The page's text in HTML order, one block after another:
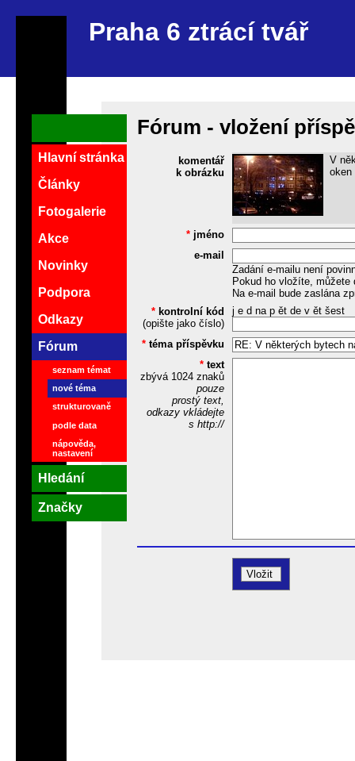
Praha 6 ztrácí tvář
Fórum - vložení
komentář
k obrázku
V
oken
* jméno
e-mail
Zadání e-mailu není
Pokud ho vložíte,
Na e-mail bude zaslána
* kontrolní kód
(opište jako číslo)
j e d na p ět de v ět šest
* téma příspěvku
* text
zbývá 1024znaků
pouze
prostý text,
odkazy vkládejte
s http://
Hlavní stránka
Články
Fotogalerie
Akce
Novinky
Podpora
Odkazy
Fórum
seznam témat
nové téma
strukturovaně
podle data
nápověda,
nastavení
Hledání
Značky